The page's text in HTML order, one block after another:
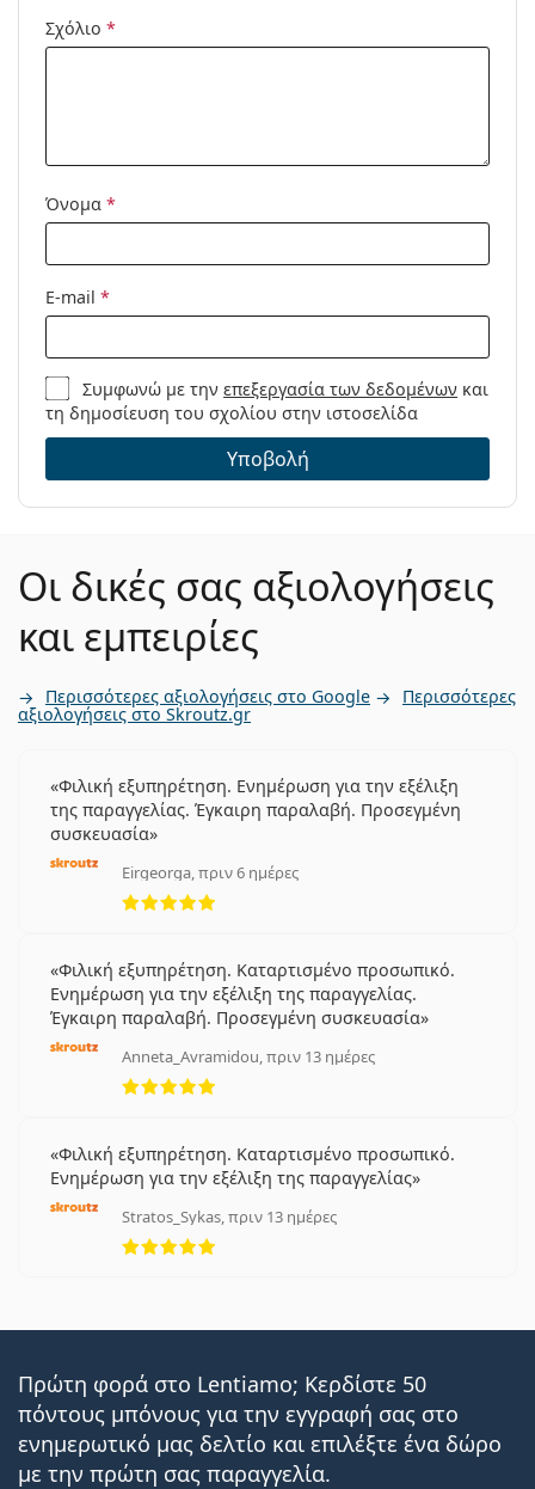
Προϊόντος /
Μοντέλο:
Σχόλιο *
Όνομα *
E-mail *
Συμφωνώ με τηνεπεξεργασία των δεδομένων και
τη δημοσίευση του σχολίου στην ιστοσελίδα
Υποβολή
Οι δικές σας αξιολογήσεις
και εμπειρίες
Περισσότερες αξιολογήσεις στο Google Περισσότερες
αξιολογήσεις στο Skroutz.gr
Φιλική εξυπηρέτηση. Ενημέρωση για την εξέλιξη
της παραγγελίας. Έγκαιρη παραλαβή. Προσεγμένη
συσκευασία
Eirgeorga, πριν 6 ημέρες
5 αξιολογήσεις από 5
Φιλική εξυπηρέτηση. Καταρτισμένο προσωπικό.
Ενημέρωση για την εξέλιξη της παραγγελίας.
Έγκαιρη παραλαβή. Προσεγμένη συσκευασία
Anneta_Avramidou, πριν 13 ημέρες
5 αξιολογήσεις από 5
Φιλική εξυπηρέτηση. Καταρτισμένο προσωπικό.
Ενημέρωση για την εξέλιξη της παραγγελίας
Stratos_Sykas, πριν 13 ημέρες
5 αξιολογήσεις από 5
Πρώτη φορά στο Lentiamo; Κερδίστε 50
πόντους μπόνους για την εγγραφή σας στο
ενημερωτικό μας δελτίο και επιλέξτε ένα δώρο
με την πρώτη σας παραγγελία.